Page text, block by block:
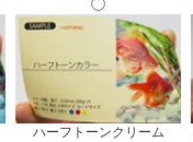
ハーフトーンクリーム